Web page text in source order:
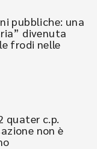
pubbliche: una
divenuta
frodi nelle
quater c.p.
non è